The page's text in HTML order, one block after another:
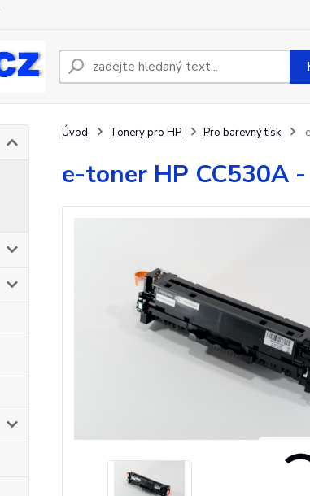
Úvod Tonery pro HP Pro barevný tisk
e-toner HP CC530A